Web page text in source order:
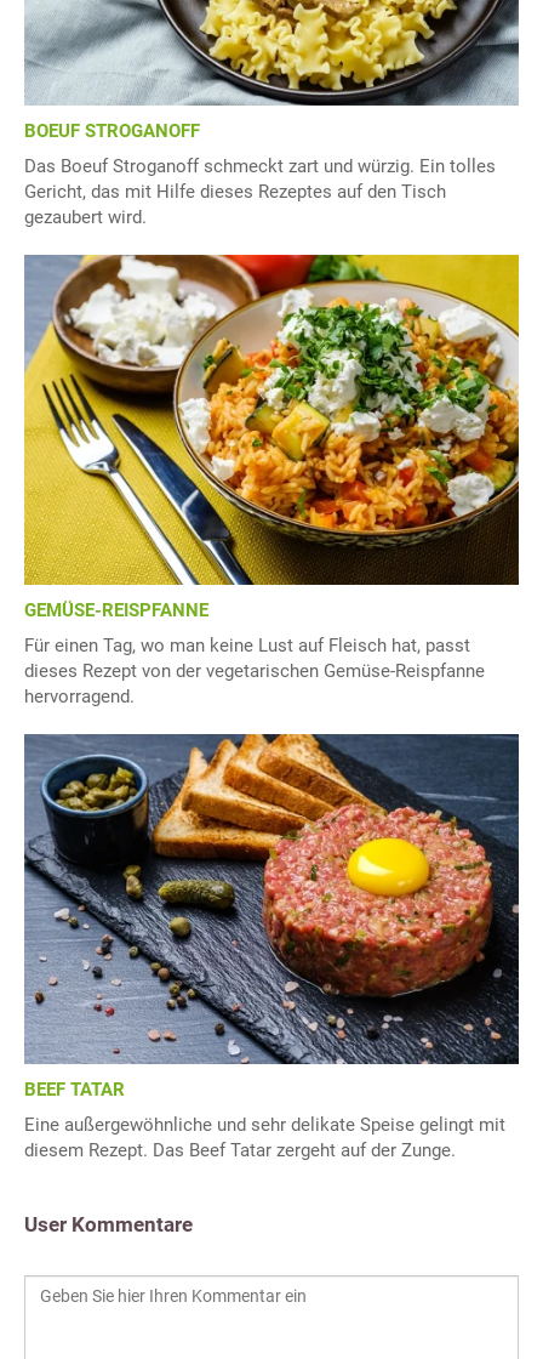
BOEUF STROGANOFF
Das Boeuf Stroganoff schmeckt zart und würzig. Ein tolles
Gericht, das mit Hilfe dieses Rezeptes auf den Tisch
gezaubert wird.
GEMÜSE-REISPFANNE
Für einen Tag, wo man keine Lust auf Fleisch hat, passt
dieses Rezept von der vegetarischen Gemüse-Reispfanne
hervorragend.
BEEF TATAR
Eine außergewöhnliche und sehr delikate Speise gelingt mit
diesem Rezept. Das Beef Tatar zergeht auf der Zunge.
User Kommentare